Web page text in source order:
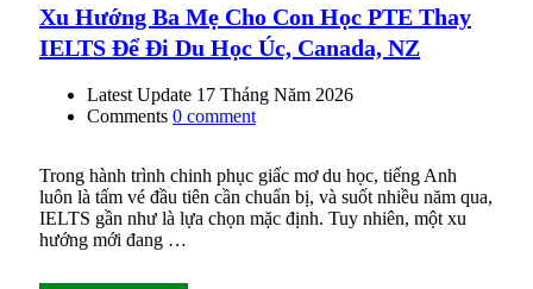
Xu Hướng Ba Mẹ Cho Con Học PTE Thay
IELTS Để Đi Du Học Úc, Canada, NZ
Latest Update 17 Tháng Năm 2026
Comments 0 comment
Trong hành trình chinh phục giấc mơ du học, tiếng Anh
luôn là tấm vé đầu tiên cần chuẩn bị, và suốt nhiều năm qua,
IELTS gần như là lựa chọn mặc định. Tuy nhiên, một xu
hướng mới đang …